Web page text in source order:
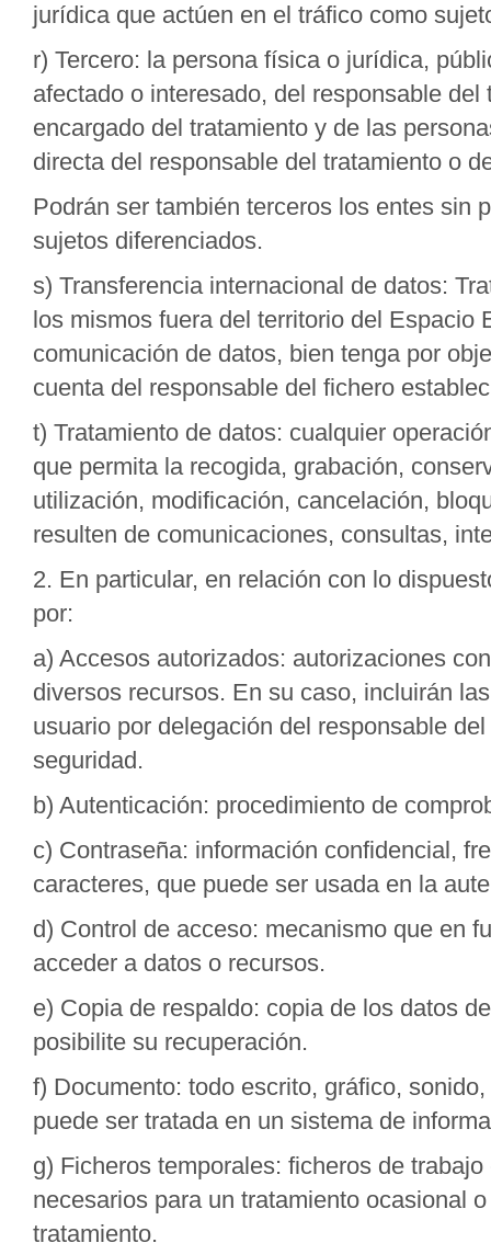
jurídica que actúen en el tráfico como
r) Tercero: la persona física o jurídica,
afectado o interesado, del responsable
encargado del tratamiento y de las
directa del responsable del tratamiento o
Podrán ser también terceros los entes sin
sujetos diferenciados.
s) Transferencia internacional de datos:
los mismos fuera del territorio del Espacio
comunicación de datos, bien tenga por
cuenta del responsable del fichero
t) Tratamiento de datos: cualquier
que permita la recogida, grabación,
utilización, modificación, cancelación,
resulten de comunicaciones, consultas,
2. En particular, en relación con lo
por:
a) Accesos autorizados: autorizaciones
diversos recursos. En su caso, incluirán
usuario por delegación del responsable
seguridad.
b) Autenticación: procedimiento de
c) Contraseña: información confidencial,
caracteres, que puede ser usada en la
d) Control de acceso: mecanismo que en
acceder a datos o recursos.
e) Copia de respaldo: copia de los datos
posibilite su recuperación.
f) Documento: todo escrito, gráfico,
puede ser tratada en un sistema de
g) Ficheros temporales: ficheros de
necesarios para un tratamiento ocasional
tratamiento.